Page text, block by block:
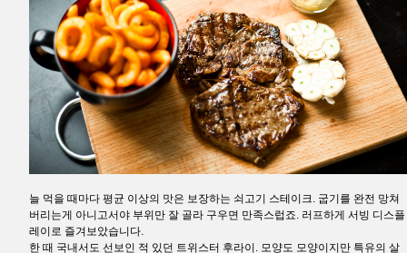
늘 먹을 때마다 평균 이상의 맛은 보장하는 쇠고기 스테이크. 굽기를 완전 망쳐
버리는게 아니고서야 부위만 잘 골라 구우면 만족스럽죠. 러프하게 서빙 디스플
레이로 즐겨보았습니다.
한 때 국내서도 선보인 적 있던 트위스터 후라이. 모양도 모양이지만 특유의 살